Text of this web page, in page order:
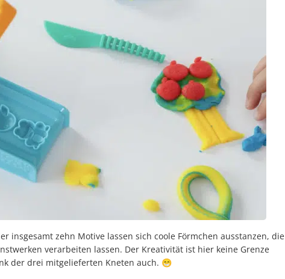
insgesamt zehn Motive lassen sich coole Förmchen ausstanzen, die
verarbeiten lassen. Der Kreativität ist hier keine Grenze
der drei mitgelieferten Kneten auch. 😁